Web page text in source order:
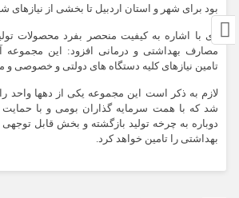
بود برای شهر و استان اردبیل تا بخشی از نیازهای
وی با اشاره به کیفیت منحصر بفرد محصولات
مصارف بهداشتی و درمانی افزود: این مجموعه
تامین نیازهای کلیه دستگاه های دولتی و خصوصی و
لازم به ذکر است این مجموعه یکی از دهها
شد که با همت سرمایه گذاران بومی و با
دوباره به چرخه تولید بازگشته و بخش قابل توجهی
بهداشتی را تامین خواهد کرد.